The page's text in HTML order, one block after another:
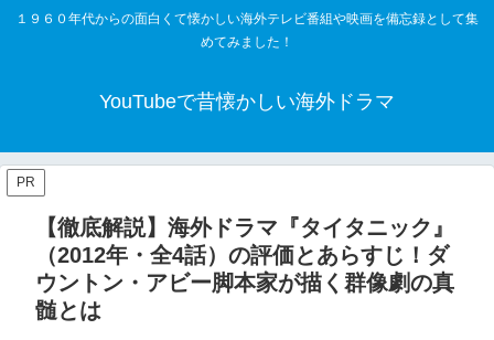
１９６０年代からの面白くて懐かしい海外テレビ番組や映画を備忘録として集
めてみました！
YouTubeで昔懐かしい海外ドラマ
PR
【徹底解説】海外ドラマ『タイタニック』
（2012年・全4話）の評価とあらすじ！ダ
ウントン・アビー脚本家が描く群像劇の真
髄とは